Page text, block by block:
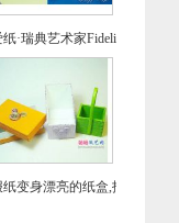
系列图
·瑞典艺术家Fideli Sundqvist
的微型村庄-创意折纸
纸变身漂亮的纸盒,报纸棒棒盒